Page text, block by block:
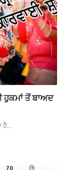
ਹੁਕਮਾਂ ਤੋਂ ਬਾਅਦ
ਹੈ…
70